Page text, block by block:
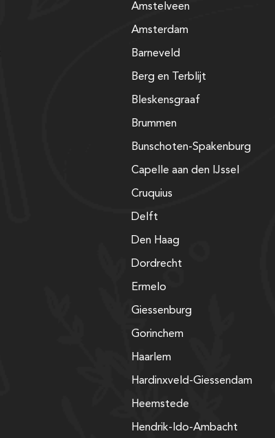
Amstelveen
Amsterdam
Barneveld
Berg en Terblijt
Bleskensgraaf
Brummen
Bunschoten-Spakenburg
Capelle aan den IJssel
Cruquius
Delft
Den Haag
Dordrecht
Ermelo
Giessenburg
Gorinchem
Haarlem
Hardinxveld-Giessendam
Heemstede
Hendrik-Ido-Ambacht